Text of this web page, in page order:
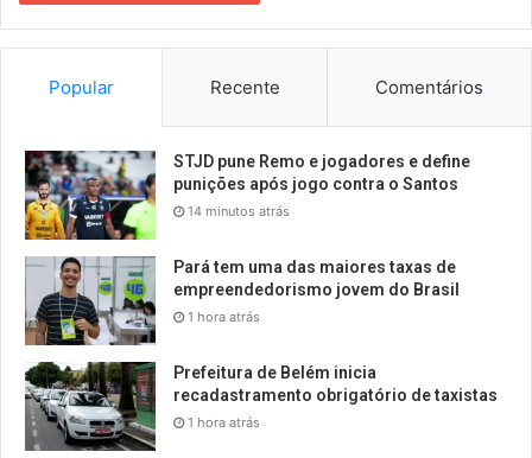
Popular Recente Comentários
STJD pune Remo e jogadores e define
punições após jogo contra o Santos
14 minutos atrás
Pará tem uma das maiores taxas de
empreendedorismo jovem do Brasil
1 hora atrás
Prefeitura de Belém inicia
recadastramento obrigatório de taxistas
1 hora atrás